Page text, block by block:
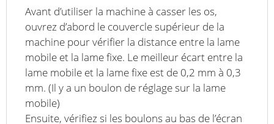
Avant d’utiliser la machine à casser les os,
ouvrez d’abord le couvercle supérieur de la
machine pour vérifier la distance entre la lame
mobile et la lame fixe. Le meilleur écart entre la
lame mobile et la lame fixe est de 0,2 mm à 0,3
mm. (Il y a un boulon de réglage sur la lame
mobile)
Ensuite, vérifiez si les boulons au bas de l’écran